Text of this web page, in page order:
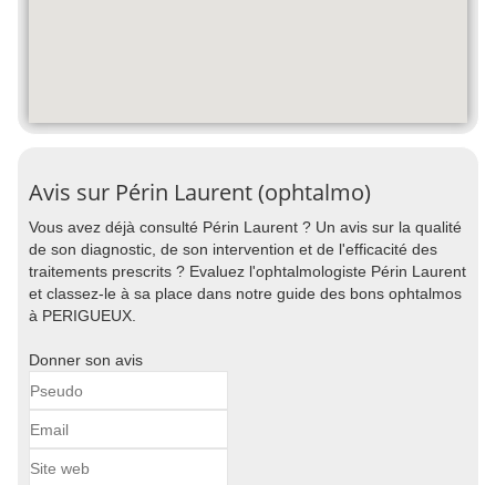
Avis sur Périn Laurent (ophtalmo)
Vous avez déjà consulté Périn Laurent ? Un avis sur la qualité
de son diagnostic, de son intervention et de l'efficacité des
traitements prescrits ? Evaluez l'ophtalmologiste Périn Laurent
et classez-le à sa place dans notre guide des bons ophtalmos
à PERIGUEUX.
Donner son avis